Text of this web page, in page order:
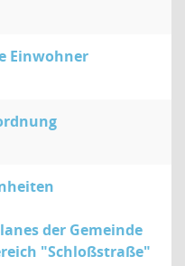
Einwohner
der Gemeinde
"Schloßstraße"